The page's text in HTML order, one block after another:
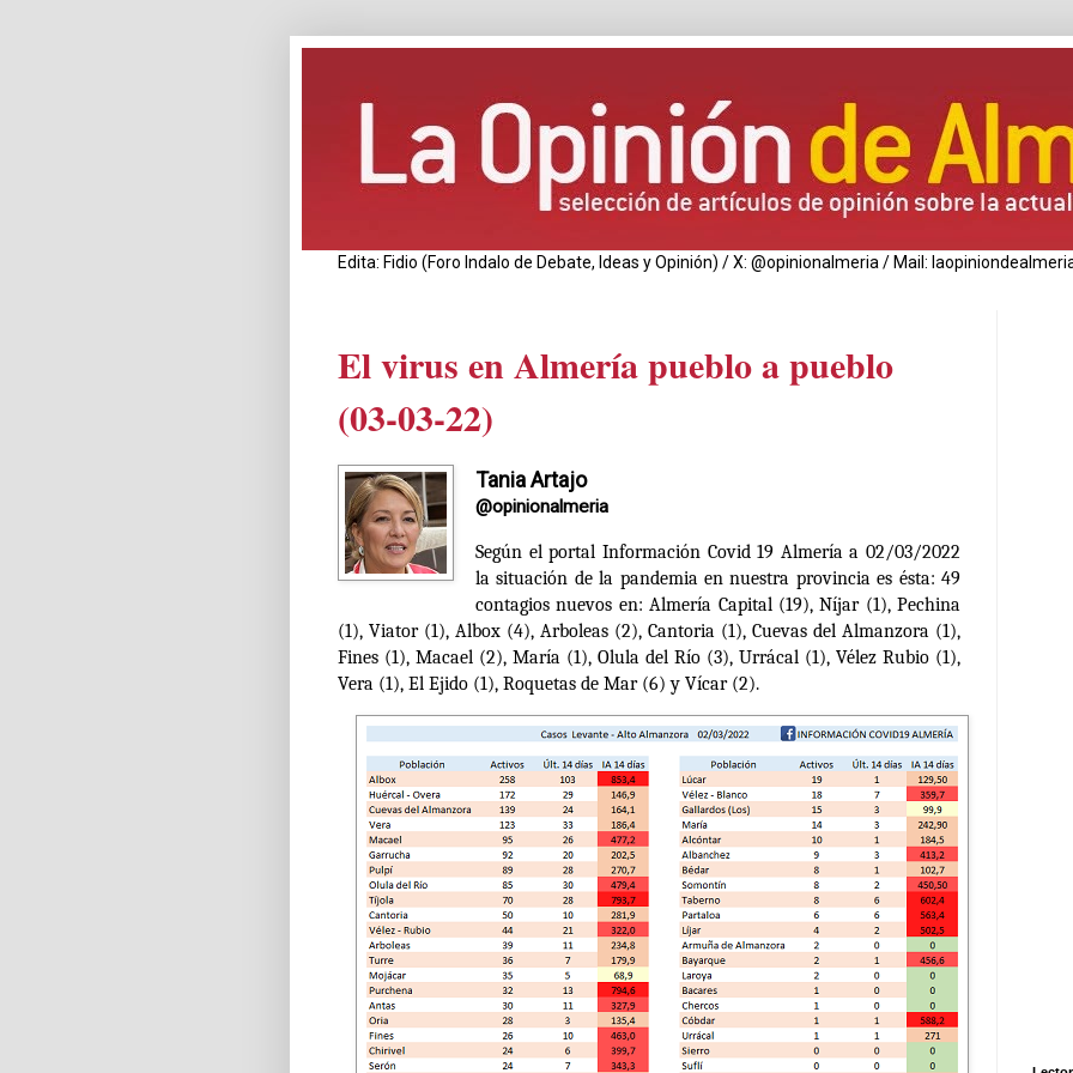
Edita: Fidio (Foro Indalo de Debate, Ideas y Opinión) / X: @opinionalmeria / Mail:
El virus en Almería pueblo a pueblo
(03-03-22)
Tania Artajo
@opinionalmeria
Según el portal Información Covid 19 Almería a 02/03/2022
la situación de la pandemia en nuestra provincia es ésta: 49
contagios nuevos en: Almería Capital (19), Níjar (1), Pechina
(1), Viator (1), Albox (4), Arboleas (2), Cantoria (1), Cuevas del Almanzora (1),
Fines (1), Macael (2), María (1), Olula del Río (3), Urrácal (1), Vélez Rubio (1),
Vera (1), El Ejido (1), Roquetas de Mar (6) y Vícar (2).